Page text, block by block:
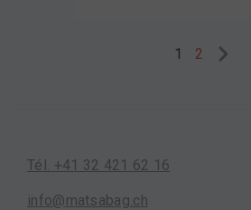
1 2
Tél. +41 32 421 62 16
info@matsabag.ch